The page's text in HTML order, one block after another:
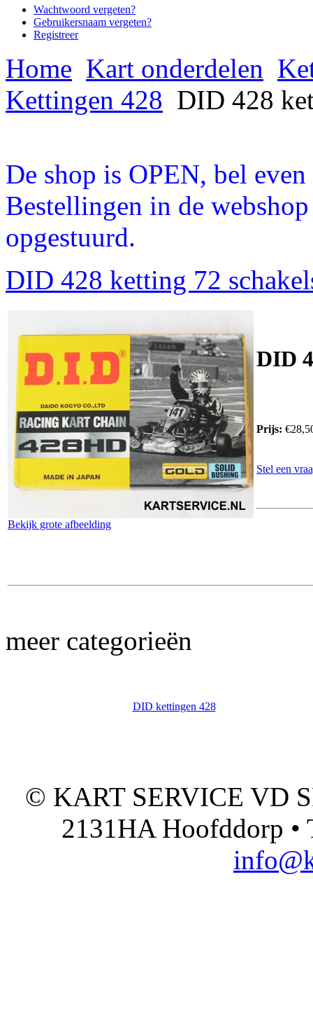
Wachtwoord vergeten?
Gebruikersnaam vergeten?
Registreer
Home Kart onderdelen
Kettingen 428 DID 428
De shop is OPEN, bel
Bestellingen in de
opgestuurd.
DID 428 ketting 72
Bekijk grote afbeelding
DID
Prijs:
Stel een
meer categorieën
DID kettingen 428
© KART SERVICE VD
2131HA Hoofddorp •